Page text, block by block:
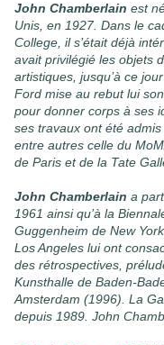
John Chamberlain est
Unis, en 1927. Dans le
College, il s’était déjà
avait privilégié les objets
artistiques, jusqu’à ce
Ford mise au rebut lui
pour donner corps à ses
ses travaux ont été
entre autres celle du
de Paris et de la Tate
John Chamberlain a
1961 ainsi qu’à la
Guggenheim de New
Los Angeles lui ont
des rétrospectives,
Kunsthalle de Baden-
Amsterdam (1996). La
depuis 1989. John